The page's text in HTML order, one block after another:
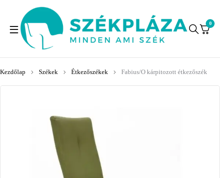
0
Kezdőlap Székek Étkezőszékek Fabius/O kárpitozott étkezőszék